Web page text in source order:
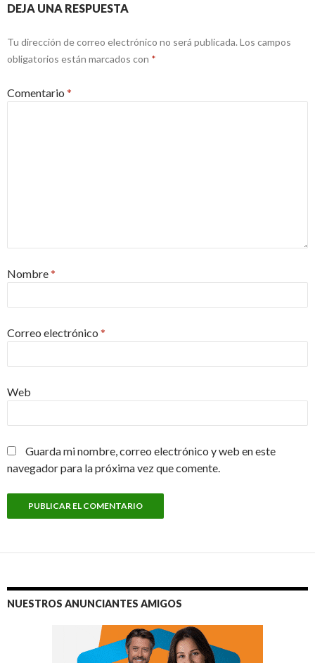
DEJA UNA RESPUESTA
Tu dirección de correo electrónico no será publicada. Los campos
obligatorios están marcados con *
Comentario *
Nombre*
Correo electrónico *
Web
Guarda mi nombre, correo electrónico y web en este
navegador para la próxima vez que comente.
NUESTROS ANUNCIANTES AMIGOS